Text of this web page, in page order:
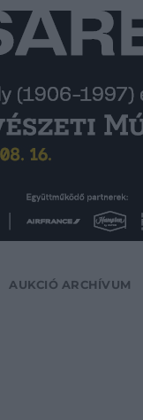
AUKCIÓ ARCHÍVUM